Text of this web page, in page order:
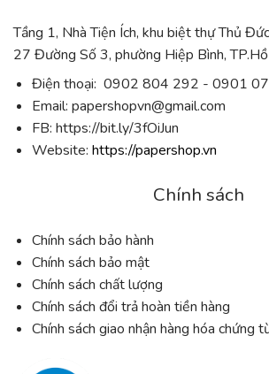
Tầng 1, Nhà Tiện Ích, khu biệt thự Thủ
27 Đường Số 3, phường Hiệp Bình,
Điện thoại: 0902 804 292 - 0901
Email: papershopvn@gmail.com
FB: https://bit.ly/3fOiJun
Website: https://papershop.vn
Chính sách
Chính sách bảo hành
Chính sách bảo mật
Chính sách chất lượng
Chính sách đổi trả hoàn tiền hàng
Chính sách giao nhận hàng hóa chứng